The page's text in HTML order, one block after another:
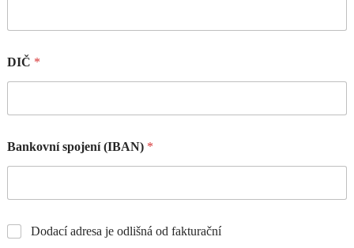
DIČ *
Bankovní spojení (IBAN) *
Dodací adresa je odlišná od fakturační